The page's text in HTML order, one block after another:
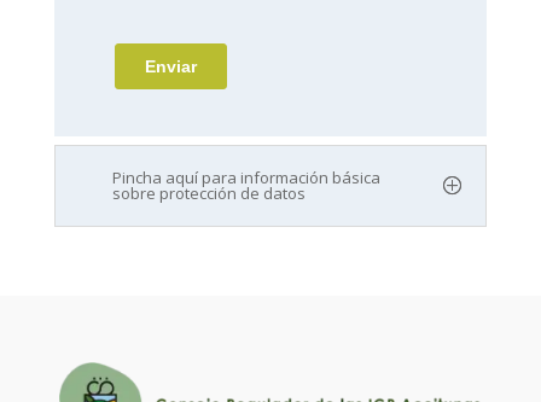
Pincha aquí para información básica
sobre protección de datos